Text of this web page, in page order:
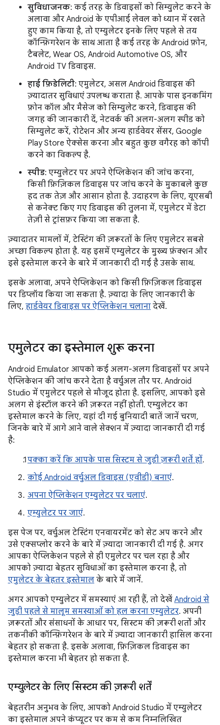
सुविधाजनक: कई तरह के डिवाइसों को सिम्युलेट करने के
अलावा और Android के एपीआई लेवल को ध्यान में रखते
हुए काम किया है, तो एम्युलेटर इनके लिए पहले से तय
कॉन्फ़िगरेशन के साथ आता है कई तरह के Android फ़ोन,
टैबलेट, Wear OS, Android Automotive OS, और
Android TV डिवाइस.
हाई फ़िडेलिटी: एमुलेटर, असल Android डिवाइस की
ज़्यादातर सुविधाएं उपलब्ध कराता है. आपके पास इनकमिंग
फ़ोन कॉल और मैसेज को सिम्युलेट करने, डिवाइस की
जगह की जानकारी दें, नेटवर्क की अलग-अलग स्पीड को
सिम्युलेट करें, रोटेशन और अन्य हार्डवेयर सेंसर, Google
Play Store ऐक्सेस करना और बहुत कुछ वगैरह को कॉपी
करने का विकल्प है.
स्पीड: एम्युलेटर पर अपने ऐप्लिकेशन की जांच करना,
किसी फ़िज़िकल डिवाइस पर जांच करने के मुकाबले कुछ
हद तक तेज़ और आसान होता है. उदाहरण के लिए, यूएसबी
से कनेक्ट किए गए डिवाइस की तुलना में, एमुलेटर में डेटा
तेज़ी से ट्रांसफ़र किया जा सकता है.
ज़्यादातर मामलों में, टेस्टिंग की ज़रूरतों के लिए एमुलेटर सबसे
अच्छा विकल्प होता है. यह इसमें एम्युलेटर के मुख्य फ़ंक्शन और
इसे इस्तेमाल करने के बारे में जानकारी दी गई है उसके साथ.
इसके अलावा, अपने ऐप्लिकेशन को किसी फ़िज़िकल डिवाइस
पर डिप्लॉय किया जा सकता है. ज़्यादा के लिए जानकारी के
लिए, हार्डवेयर डिवाइस पर ऐप्लिकेशन चलाना देखें.
एमुलेटर का इस्तेमाल शुरू करना
Android Emulator आपको कई अलग-अलग डिवाइसों पर अपने
ऐप्लिकेशन की जांच करने देता है वर्चुअल तौर पर. Android
Studio में एमुलेटर पहले से मौजूद होता है. इसलिए, आपको इसे
अलग से इंस्टॉल करने की ज़रूरत नहीं होती. एम्युलेटर का
इस्तेमाल करने के लिए, यहां दी गई बुनियादी बातें जानें चरण,
जिनके बारे में आगे आने वाले सेक्शन में ज़्यादा जानकारी दी गई
है:
पक्का करें कि आपके पास सिस्टम से जुड़ी ज़रूरी शर्तें हों.
कोई Android वर्चुअल डिवाइस (एवीडी) बनाएं.
अपना ऐप्लिकेशन एम्युलेटर पर चलाएं.
एम्युलेटर पर जाएं.
इस पेज पर, वर्चुअल टेस्टिंग एनवायरमेंट को सेट अप करने और
उसे एक्सप्लोर करने के बारे में ज़्यादा जानकारी दी गई है. अगर
आपका ऐप्लिकेशन पहले से ही एमुलेटर पर चल रहा है और
आपको ज़्यादा बेहतर सुविधाओं का इस्तेमाल करना है, तो
एमुलेटर के बेहतर इस्तेमाल के बारे में जानें.
अगर आपको एम्युलेटर में समस्याएं आ रही हैं, तो देखें Android से
जुड़ी पहले से मालूम समस्याओं को हल करना एम्युलेटर. अपनी
ज़रूरतों और संसाधनों के आधार पर, सिस्टम की ज़रूरी शर्तों और
तकनीकी कॉन्फ़िगरेशन के बारे में ज़्यादा जानकारी हासिल करना
बेहतर हो सकता है. इसके अलावा, फ़िज़िकल डिवाइस का
इस्तेमाल करना भी बेहतर हो सकता है.
एम्युलेटर के लिए सिस्टम की ज़रूरी शर्तें
बेहतरीन अनुभव के लिए, आपको Android Studio में एम्युलेटर
का इस्तेमाल अपने कंप्यूटर पर कम से कम निम्नलिखित